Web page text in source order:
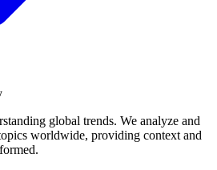
global trends. We analyze and
worldwide, providing context and